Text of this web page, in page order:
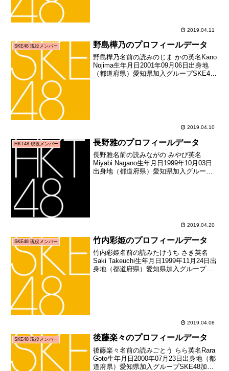
2019.04.11
SKE48 現役メンバー 野島樺乃のプロフィールデータ
野島樺乃名前の読みのじま かの英名Kano
Nojima生年月日2001年09月06日出身地
（都道府県）愛知県加入グループSKE48
2019.04.10
HKT48 現役メンバー 長野雅のプロフィールデータ
長野雅名前の読みながの みやび英名
Miyabi Nagano生年月日1999年10月03日
出身地（都道府県）愛知県加入グループ
2019.04.20
SKE48 現役メンバー 竹内彩姫のプロフィールデータ
竹内彩姫名前の読みたけうち さき英名
Saki Takeuchi生年月日1999年11月24日出
身地（都道府県）愛知県加入グループ
2019.04.08
SKE48 現役メンバー 後藤楽々のプロフィールデータ
後藤楽々名前の読みごとう らら英名Rara
Goto生年月日2000年07月23日出身地（都
道府県）愛知県加入グループSKE48加入